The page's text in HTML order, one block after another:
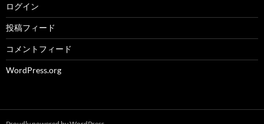
ログイン
投稿フィード
コメントフィード
WordPress.org